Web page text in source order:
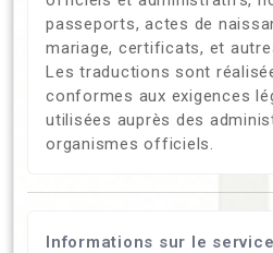
passeports, actes de
mariage, certificats, et
Les traductions sont
conformes aux exigences
utilisées auprès des
organismes officiels.
Informations sur le service